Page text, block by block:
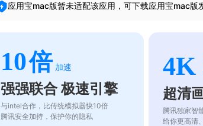
应用宝mac版暂未适配该应用，可下载应用宝mac版
10倍 加速
强强联合 极速引擎
与intel合作，比传统模拟器快10倍
腾讯安全加持，保护你的隐私
4K
超清
腾讯独家智
给你更高清